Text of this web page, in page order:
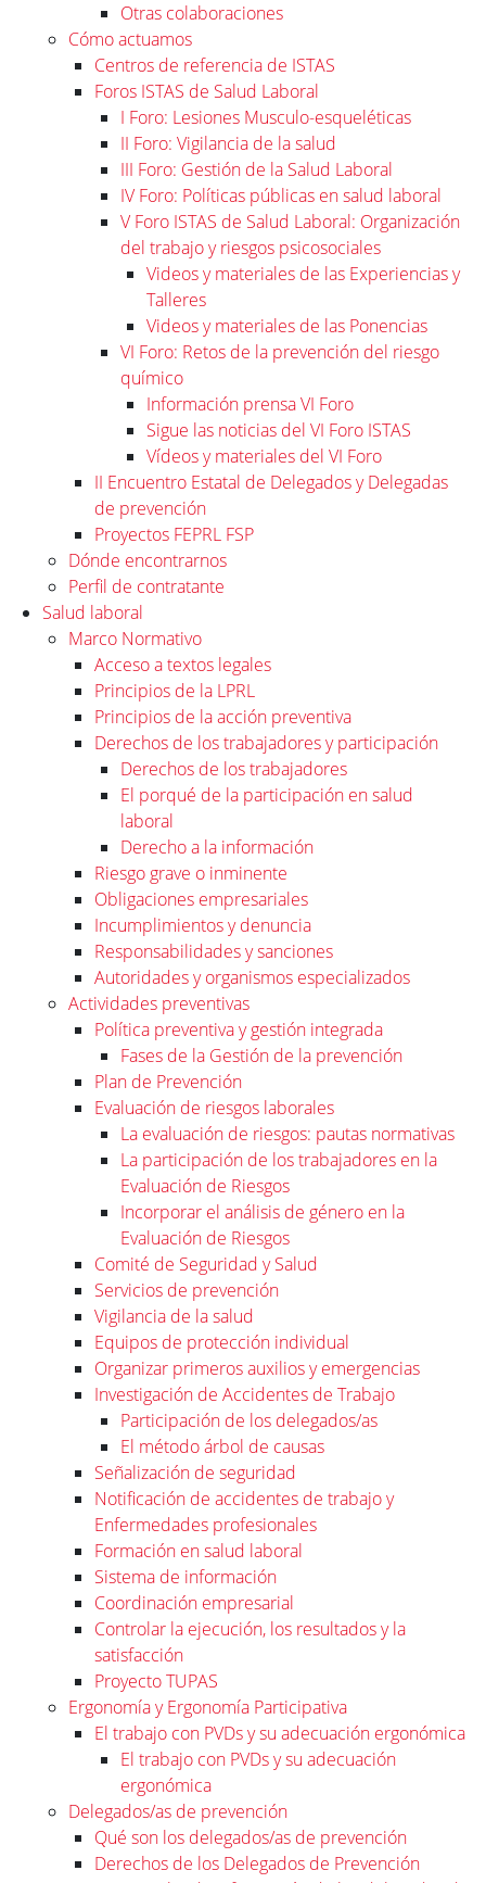
Otras colaboraciones
Cómo actuamos
Centros de referencia de ISTAS
Foros ISTAS de Salud Laboral
I Foro: Lesiones Musculo-esqueléticas
II Foro: Vigilancia de la salud
III Foro: Gestión de la Salud Laboral
IV Foro: Políticas públicas en salud laboral
V Foro ISTAS de Salud Laboral: Organización
del trabajo y riesgos psicosociales
Videos y materiales de las Experiencias y
Talleres
Videos y materiales de las Ponencias
VI Foro: Retos de la prevención del riesgo
químico
Información prensa VI Foro
Sigue las noticias del VI Foro ISTAS
Vídeos y materiales del VI Foro
II Encuentro Estatal de Delegados y Delegadas
de prevención
Proyectos FEPRL FSP
Dónde encontrarnos
Perfil de contratante
Salud laboral
Marco Normativo
Acceso a textos legales
Principios de la LPRL
Principios de la acción preventiva
Derechos de los trabajadores y participación
Derechos de los trabajadores
El porqué de la participación en salud
laboral
Derecho a la información
Riesgo grave o inminente
Obligaciones empresariales
Incumplimientos y denuncia
Responsabilidades y sanciones
Autoridades y organismos especializados
Actividades preventivas
Política preventiva y gestión integrada
Fases de la Gestión de la prevención
Plan de Prevención
Evaluación de riesgos laborales
La evaluación de riesgos: pautas normativas
La participación de los trabajadores en la
Evaluación de Riesgos
Incorporar el análisis de género en la
Evaluación de Riesgos
Comité de Seguridad y Salud
Servicios de prevención
Vigilancia de la salud
Equipos de protección individual
Organizar primeros auxilios y emergencias
Investigación de Accidentes de Trabajo
Participación de los delegados/as
El método árbol de causas
Señalización de seguridad
Notificación de accidentes de trabajo y
Enfermedades profesionales
Formación en salud laboral
Sistema de información
Coordinación empresarial
Controlar la ejecución, los resultados y la
satisfacción
Proyecto TUPAS
Ergonomía y Ergonomía Participativa
El trabajo con PVDs y su adecuación ergonómica
El trabajo con PVDs y su adecuación
ergonómica
Delegados/as de prevención
Qué son los delegados/as de prevención
Derechos de los Delegados de Prevención